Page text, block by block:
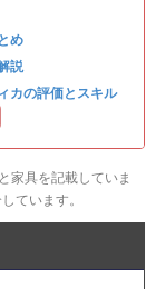
め
説
カの評価とスキル
家具を記載していま
ています。